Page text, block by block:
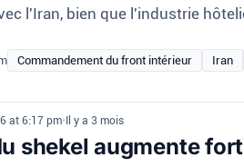
l'Iran, bien que l'industrie
Commandement du front intérieur Iran
at 6:17 pm• Il y a 3 mois
shekel augmente